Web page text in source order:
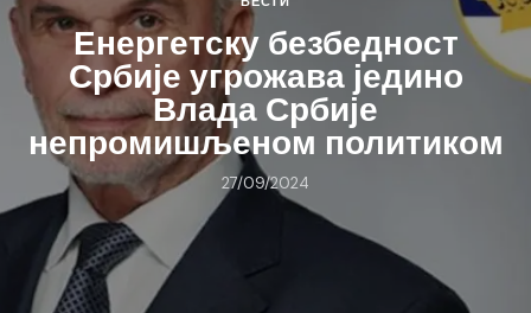
Енергетску безбедност
Србије угрожава једино
Влада Србије
непромишљеном политиком
27/09/2024